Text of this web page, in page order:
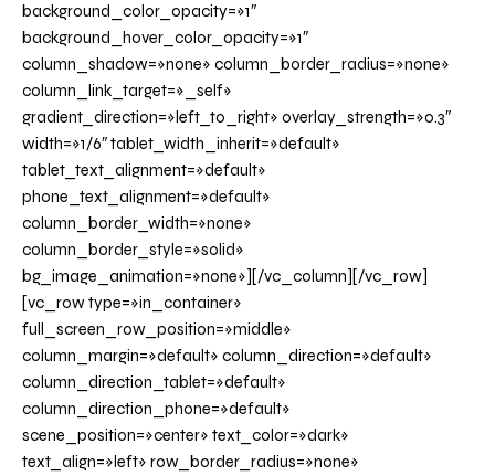
background_color_opacity=»1″
background_hover_color_opacity=»1″
column_shadow=»none» column_border_radius=»none»
column_link_target=»_self»
gradient_direction=»left_to_right» overlay_strength=»0.3″
width=»1/6″ tablet_width_inherit=»default»
tablet_text_alignment=»default»
phone_text_alignment=»default»
column_border_width=»none»
column_border_style=»solid»
bg_image_animation=»none»][/vc_column][/vc_row]
[vc_row type=»in_container»
full_screen_row_position=»middle»
column_margin=»default» column_direction=»default»
column_direction_tablet=»default»
column_direction_phone=»default»
scene_position=»center» text_color=»dark»
text_align=»left» row_border_radius=»none»